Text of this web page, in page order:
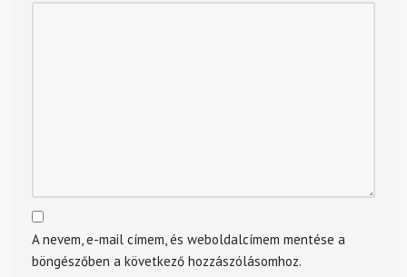
A nevem, e-mail címem, és weboldalcímem mentése a
böngészőben a következő hozzászólásomhoz.